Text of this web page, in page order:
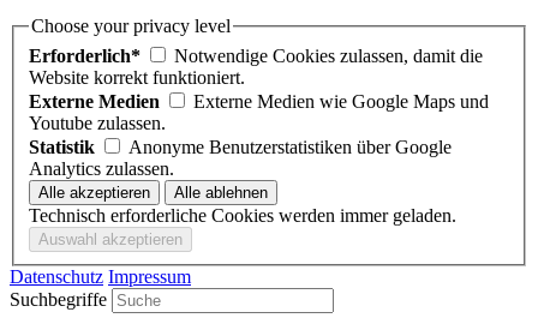
Choose your privacy level
Erforderlich*
Notwendige Cookies zulassen, damit die
Website korrekt funktioniert.
Externe Medien
Externe Medien wie Google Maps und
Youtube zulassen.
Statistik
Anonyme Benutzerstatistiken über Google
Analytics zulassen.
Technisch erforderliche Cookies werden immer geladen.
Datenschutz Impressum
Suchbegriffe